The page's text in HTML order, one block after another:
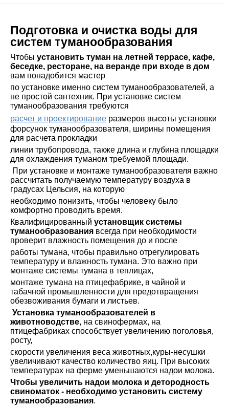
Подготовка и очистка воды для
систем туманообразования
Чтобы установить туман на летней террасе, кафе,
беседке, ресторане, на веранде при входе в дом
вам понадобится мастер
по установке именно систем туманообразователей, а
не простой сантехник. При установке систем
туманообразования требуются
расчет и проектированиеразмеров высоты установки
форсунок туманообразователя, ширины помещения
для расчета прокладки
линии трубопровода, также длина и глубина площадки
для охлаждения туманом требуемой площади.
При установке и монтаже туманообразователя важно
рассчитать получаемую температуру воздуха в
градусах Цельсия, на которую
необходимо понизить, чтобы человеку было
комфортно проводить время.
Квалифицированный установщик системы
туманообразованиявсегда при необходимости
проверит влажность помещения до и после
работы тумана, чтобы правильно отрегулировать
температуру и влажность тумана. Это важно при
монтаже системы тумана в теплицах,
монтаже тумана на птицефабрике, в чайной и
табачной промышленности для предотвращения
обезвоживания бумаги и листьев.
Установка туманообразователей в
животноводстве, на свинофермах, на
птицефабриках способствует увеличению поголовья,
росту,
скорости увеличения веса животных,куры-несушки
увеличивают качество количество яиц. При высоких
температурах на ферме уменьшаются надои молока.
Чтобы увеличить надои молока и детородность
свиноматок - необходимо установить систему
туманообразования.